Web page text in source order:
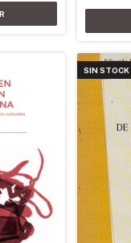
SIN STOCK